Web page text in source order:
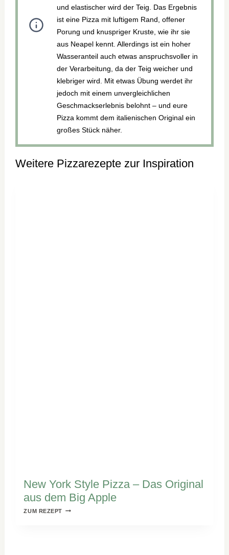
MINUTEN
und elastischer wird der Teig. Das Ergebnis
ist eine Pizza mit luftigem Rand, offener
Porung und knuspriger Kruste, wie ihr sie
aus Neapel kennt. Allerdings ist ein hoher
Wasseranteil auch etwas anspruchsvoller in
der Verarbeitung, da der Teig weicher und
klebriger wird. Mit etwas Übung werdet ihr
jedoch mit einem unvergleichlichen
Geschmackserlebnis belohnt – und eure
Pizza kommt dem italienischen Original ein
großes Stück näher.
Weitere Pizzarezepte zur Inspiration
New York Style Pizza – Das Original
aus dem Big Apple
ZUM REZEPT NEW